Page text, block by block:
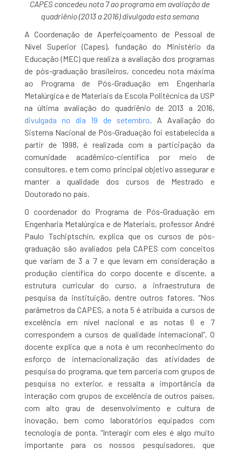
CAPES concedeu nota 7 ao programa em avaliação de
quadriênio (2013 a 2016) divulgada esta semana
A Coordenação de Aperfeiçoamento de Pessoal de
Nível Superior (Capes), fundação do Ministério da
Educação (MEC) que realiza a avaliação dos programas
de pós-graduação brasileiros, concedeu nota máxima
ao Programa de Pós-Graduação em Engenharia
Metalúrgica e de Materiais da Escola Politécnica da USP
na última avaliação do quadriênio de 2013 a 2016,
divulgada no dia 19 de setembro. A Avaliação do
Sistema Nacional de Pós-Graduação foi estabelecida a
partir de 1998, é realizada com a participação da
comunidade acadêmico-científica por meio de
consultores, e tem como principal objetivo assegurar e
manter a qualidade dos cursos de Mestrado e
Doutorado no país.
O coordenador do Programa de Pós-Graduação em
Engenharia Metalúrgica e de Materiais, professor André
Paulo Tschiptschin, explica que os cursos de pós-
graduação são avaliados pela CAPES com conceitos
que variam de 3 a 7 e que levam em consideração a
produção científica do corpo docente e discente, a
estrutura curricular do curso, a infraestrutura de
pesquisa da instituição, dentre outros fatores. “Nos
parâmetros da CAPES, a nota 5 é atribuída a cursos de
excelência em nível nacional e as notas 6 e 7
correspondem a cursos de qualidade internacional”. O
docente explica que a nota é um reconhecimento do
esforço de internacionalização das atividades de
pesquisa do programa, que tem parceria com grupos de
pesquisa no exterior, e ressalta a importância da
interação com grupos de excelência de outros países,
com alto grau de desenvolvimento e cultura de
inovação, bem como laboratórios equipados com
tecnologia de ponta. “Interagir com eles é algo muito
importante para os nossos pesquisadores, que